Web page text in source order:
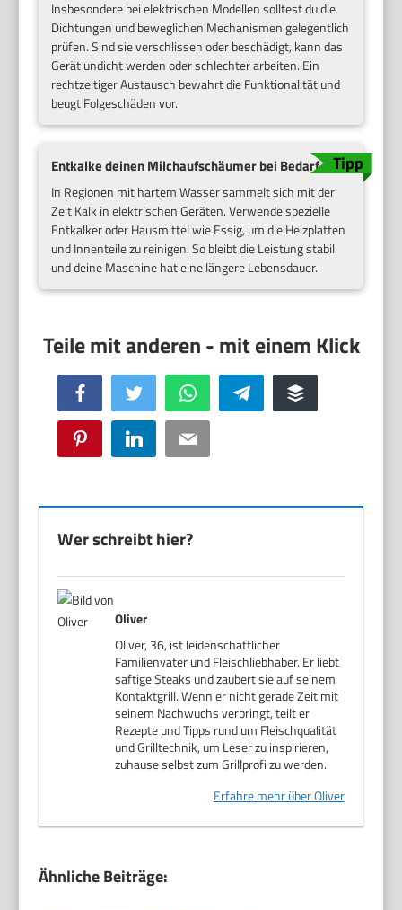
Insbesondere bei elektrischen Modellen solltest du die
Dichtungen und beweglichen Mechanismen gelegentlich
prüfen. Sind sie verschlissen oder beschädigt, kann das
Gerät undicht werden oder schlechter arbeiten. Ein
rechtzeitiger Austausch bewahrt die Funktionalität und
beugt Folgeschäden vor.
Entkalke deinen Milchaufschäumer bei Bedarf
In Regionen mit hartem Wasser sammelt sich mit der
Zeit Kalk in elektrischen Geräten. Verwende spezielle
Entkalker oder Hausmittel wie Essig, um die Heizplatten
und Innenteile zu reinigen. So bleibt die Leistung stabil
und deine Maschine hat eine längere Lebensdauer.
Facebook Twitter WhatsApp Telegram Buffer
Pinterest LinkedIn Email
Wer schreibt hier?
Oliver
Oliver, 36, ist leidenschaftlicher
Familienvater und Fleischliebhaber. Er liebt
saftige Steaks und zaubert sie auf seinem
Kontaktgrill. Wenn er nicht gerade Zeit mit
seinem Nachwuchs verbringt, teilt er
Rezepte und Tipps rund um Fleischqualität
und Grilltechnik, um Leser zu inspirieren,
zuhause selbst zum Grillprofi zu werden.
Erfahre mehr über Oliver
Ähnliche Beiträge: